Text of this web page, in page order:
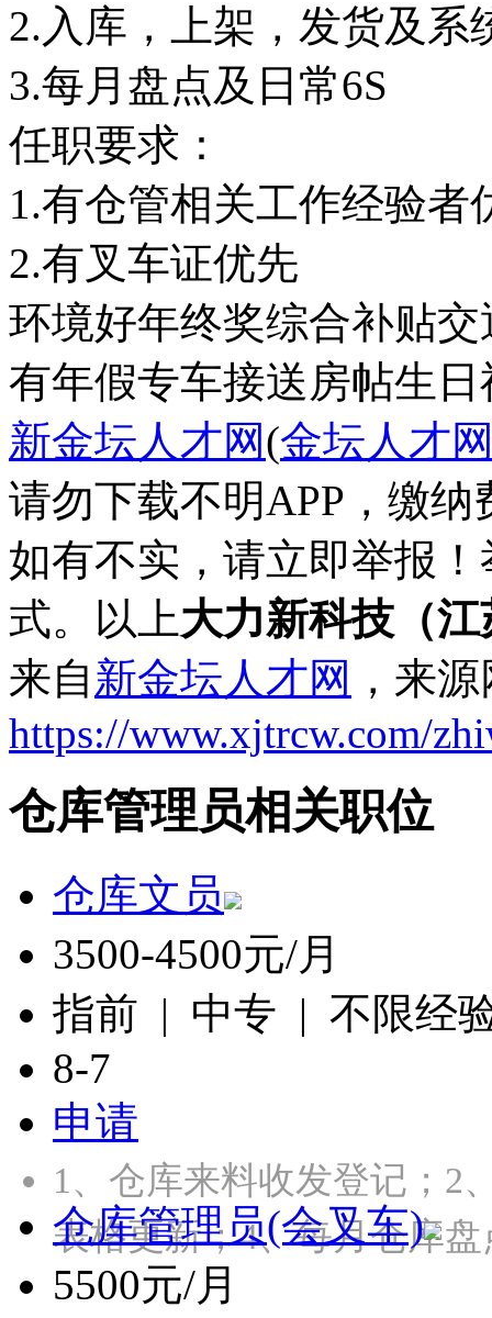
2.入库，上架，发货及系
3.每月盘点及日常6S
任职要求：
1.有仓管相关工作经验者
2.有叉车证优先
环境好年终奖综合补贴交
有年假专车接送 房帖生日
新金坛人才网(金坛人才
请勿下载不明APP，缴
如有不实，请立即举报
式。以上大力新科技（
来自新金坛人才网 ，来
https://www.xjtrcw.com/
仓库管理员相关职位
仓库文员
3500-4500元/月
指前 | 中专 | 不限经
8-7
申请
1、仓库来料收发登记；2
表格更新；4、每月仓库
仓库管理员(会叉车)
5500元/月